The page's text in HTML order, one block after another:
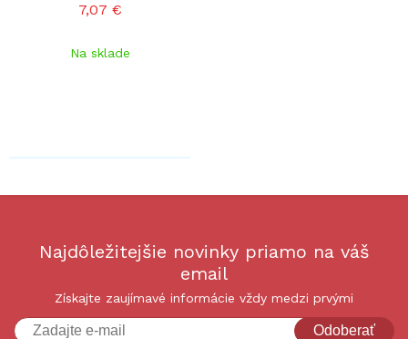
7,07 €
Na sklade
Najdôležitejšie novinky priamo na váš
email
Získajte zaujímavé informácie vždy medzi prvými
Odoberať